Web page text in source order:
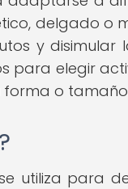
delgado o
y
para elegir
forma o
utiliza para